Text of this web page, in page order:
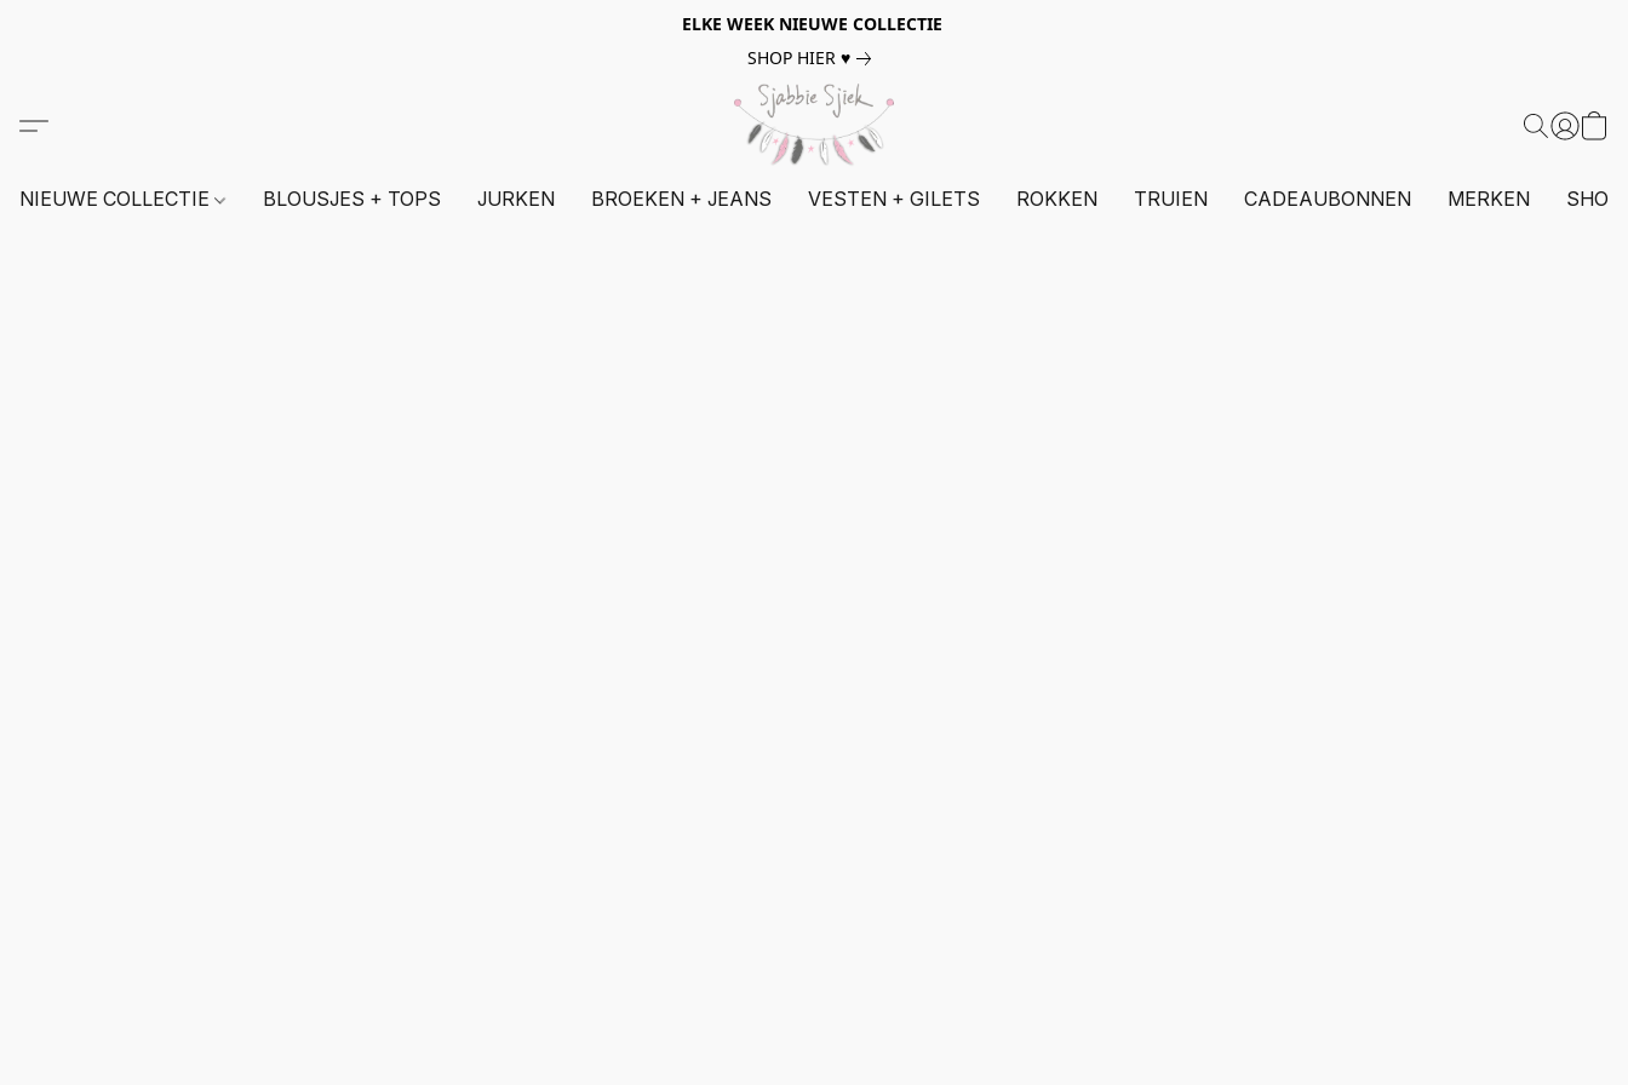
ELKE WEEK NIEUWE COLLECTIE
SHOP HIER ♥
NIEUWE COLLECTIE BLOUSJES + TOPS JURKEN BROEKEN + JEANS VESTEN + GILETS ROKKEN TRUIEN CADEAUBONNEN MERKEN SHOP